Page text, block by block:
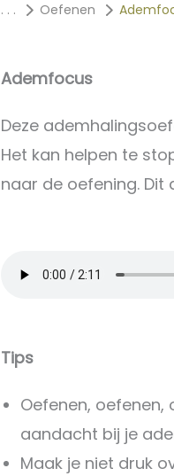
. . . Oefenen
Ademfocus
Deze
Het kan helpen te
naar de oefening. Dit
Tips
Oefenen, oefenen,
aandacht bij je
Maak je niet druk